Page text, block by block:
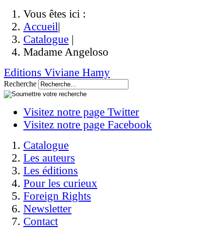
Vous êtes ici :
Accueil|
Catalogue |
Madame Angeloso
Editions Viviane Hamy
Recherche
Visitez notre page Twitter
Visitez notre page Facebook
Catalogue
Les auteurs
Les éditions
Pour les curieux
Foreign Rights
Newsletter
Contact